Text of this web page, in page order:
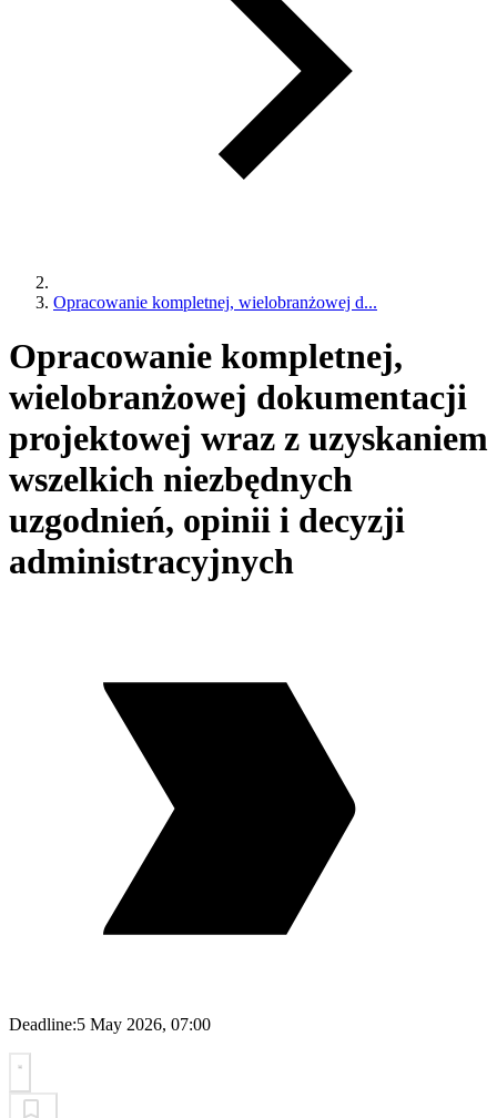
Opracowanie kompletnej, wielobranżowej d...
Opracowanie kompletnej,
wielobranżowej dokumentacji
projektowej wraz z uzyskaniem
wszelkich niezbędnych
uzgodnień, opinii i decyzji
administracyjnych
Deadline:5 May 2026, 07:00